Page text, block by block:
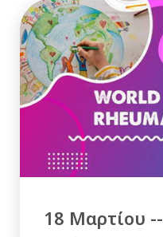
18 Μαρτίου